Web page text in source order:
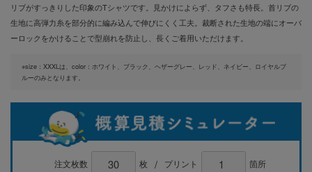
リブがすっきりした印象のTシャツです。見かけによらず、タフさも特長。首リブの
生地に高弾力糸を部分的に編み込んで伸びにくく工夫。裁断された生地の端にオーバ
ーロックをかけることで型崩れを防止し、長くご着用いただけます。
※size：XXXLは、color：ホワイト、ブラック、ヘザーグレー、レッド、ネイビー、ロイヤルブ
ルーのみとなります。
注文枚数 枚 / プリント 箇所